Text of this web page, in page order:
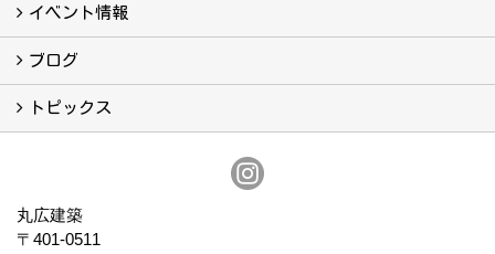
会社案内
まるひろの人
スタッフ紹介
プライバシーポリシー
イベント情報
イベント予告
イベント報告
ブログ
ブログ
トピックス
丸広建築
〒401-0511